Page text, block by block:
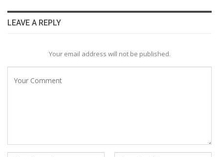
LEAVE A REPLY
Your email address will not be published.